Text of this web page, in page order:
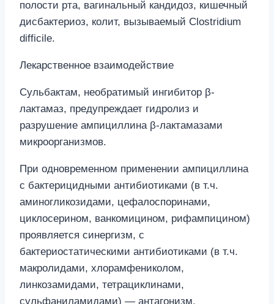
полости рта, вагинальный кандидоз, кишечный
дисбактериоз, колит, вызываемый Clostridium
difficile.
Лекарственное взаимодействие
Сульбактам, необратимый ингибитор β-
лактамаз, предупреждает гидролиз и
разрушение ампициллина β-лактамазами
микроорганизмов.
При одновременном применении ампициллина
с бактерицидными антибиотиками (в т.ч.
аминогликозидами, цефалоспоринами,
циклосерином, ванкомицином, рифампицином)
проявляется синергизм, с
бактериостатическими антибиотиками (в т.ч.
макролидами, хлорамфениколом,
линкозамидами, тетрациклинами,
сульфаниламидами) — антагонизм.